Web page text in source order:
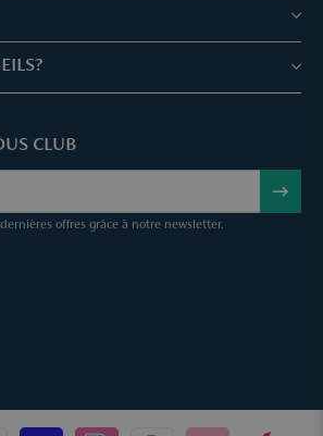
fréquentes
CLUB
offres grâce à notre newsletter.